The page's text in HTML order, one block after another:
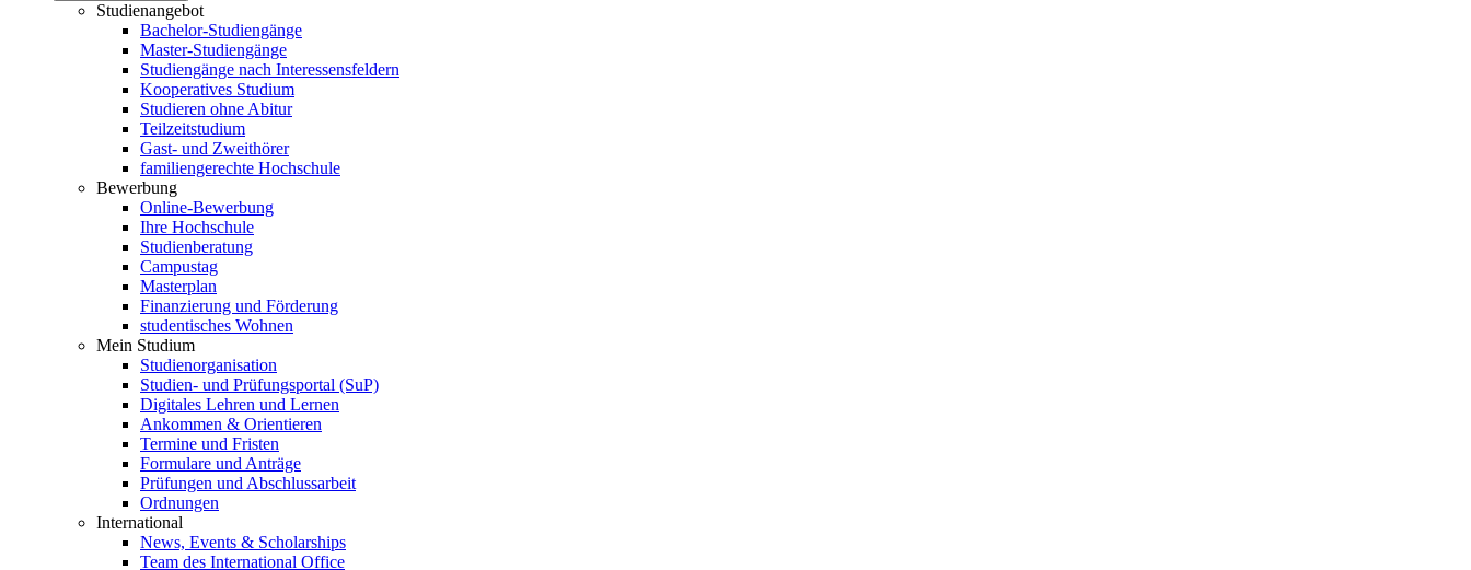
Studienangebot
Bachelor-Studiengänge
Master-Studiengänge
Studiengänge nach Interessensfeldern
Kooperatives Studium
Studieren ohne Abitur
Teilzeitstudium
Gast- und Zweithörer
familiengerechte Hochschule
Bewerbung
Online-Bewerbung
Ihre Hochschule
Studienberatung
Campustag
Masterplan
Finanzierung und Förderung
studentisches Wohnen
Mein Studium
Studienorganisation
Studien- und Prüfungsportal (SuP)
Digitales Lehren und Lernen
Ankommen & Orientieren
Termine und Fristen
Formulare und Anträge
Prüfungen und Abschlussarbeit
Ordnungen
International
News, Events & Scholarships
Team des International Office